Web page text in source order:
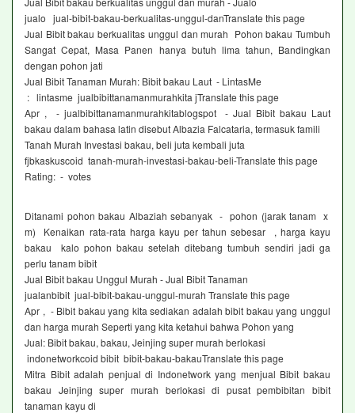
jualo jual-bibit-bakau-berkualitas-unggul-danTranslate this page
Jual Bibit bakau berkualitas unggul dan murah Pohon bakau Tumbuh
Sangat Cepat, Masa Panen hanya butuh lima tahun, Bandingkan
dengan pohon jati
Jual Bibit Tanaman Murah: Bibit bakau Laut - LintasMe
: lintasme jualbibittanamanmurahkita jTranslate this page
Apr , - jualbibittanamanmurahkitablogspot - Jual Bibit bakau Laut
bakau dalam bahasa latin disebut Albazia Falcataria, termasuk famili
Tanah Murah Investasi bakau, beli juta kembali juta
fjbkaskuscoid tanah-murah-investasi-bakau-beli-Translate this page
Rating: - ‎ votes
Ditanami pohon bakau Albaziah sebanyak - pohon (jarak tanam x
m) Kenaikan rata-rata harga kayu per tahun sebesar , harga kayu
bakau kalo pohon bakau setelah ditebang tumbuh sendiri jadi ga
perlu tanam bibit
Jual Bibit bakau Unggul Murah - Jual Bibit Tanaman
jualanbibit jual-bibit-bakau-unggul-murah Translate this page
Apr , - Bibit bakau yang kita sediakan adalah bibit bakau yang unggul
dan harga murah Seperti yang kita ketahui bahwa Pohon yang
Jual: Bibit bakau, bakau, Jeinjing super murah berlokasi
indonetworkcoid bibit bibit-bakau-bakauTranslate this page
Mitra Bibit adalah penjual di Indonetwork yang menjual Bibit bakau
bakau Jeinjing super murah berlokasi di pusat pembibitan bibit
tanaman kayu di